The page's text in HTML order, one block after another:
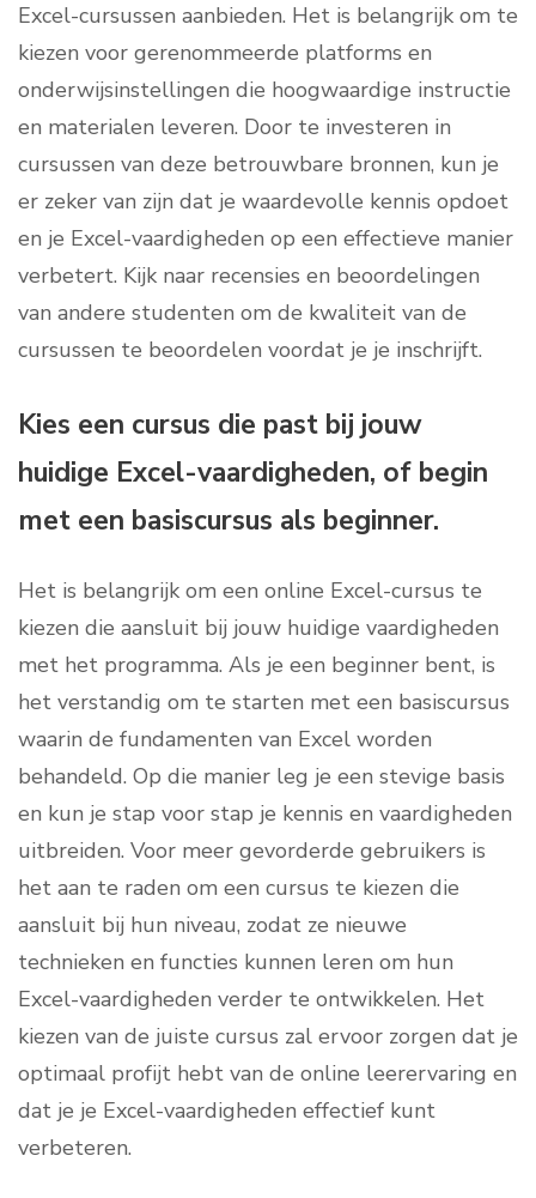
Excel-cursussen aanbieden. Het is belangrijk om te
kiezen voor gerenommeerde platforms en
onderwijsinstellingen die hoogwaardige instructie
en materialen leveren. Door te investeren in
cursussen van deze betrouwbare bronnen, kun je
er zeker van zijn dat je waardevolle kennis opdoet
en je Excel-vaardigheden op een effectieve manier
verbetert. Kijk naar recensies en beoordelingen
van andere studenten om de kwaliteit van de
cursussen te beoordelen voordat je je inschrijft.
Kies een cursus die past bij jouw
huidige Excel-vaardigheden, of begin
met een basiscursus als beginner.
Het is belangrijk om een online Excel-cursus te
kiezen die aansluit bij jouw huidige vaardigheden
met het programma. Als je een beginner bent, is
het verstandig om te starten met een basiscursus
waarin de fundamenten van Excel worden
behandeld. Op die manier leg je een stevige basis
en kun je stap voor stap je kennis en vaardigheden
uitbreiden. Voor meer gevorderde gebruikers is
het aan te raden om een cursus te kiezen die
aansluit bij hun niveau, zodat ze nieuwe
technieken en functies kunnen leren om hun
Excel-vaardigheden verder te ontwikkelen. Het
kiezen van de juiste cursus zal ervoor zorgen dat je
optimaal profijt hebt van de online leerervaring en
dat je je Excel-vaardigheden effectief kunt
verbeteren.